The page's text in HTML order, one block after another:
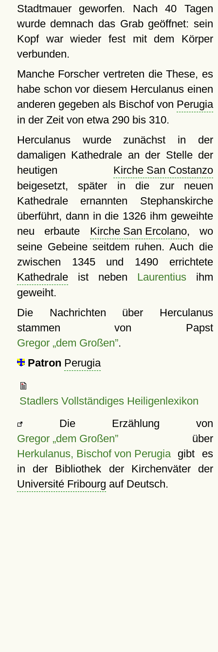
Stadtmauer geworfen. Nach 40 Tagen
wurde demnach das Grab geöffnet: sein
Kopf war wieder fest mit dem Körper
verbunden.
Manche Forscher vertreten die These, es
habe schon vor diesem Herculanus einen
anderen gegeben als Bischof von Perugia
in der Zeit von etwa 290 bis 310.
Herculanus wurde zunächst in der
damaligen Kathedrale an der Stelle der
heutigen Kirche San Costanzo
beigesetzt, später in die zur neuen
Kathedrale ernannten Stephanskirche
überführt, dann in die 1326 ihm geweihte
neu erbaute Kirche San Ercolano, wo
seine Gebeine seitdem ruhen. Auch die
zwischen 1345 und 1490 errichtete
Kathedraleist neben Laurentiusihm
geweiht.
Die Nachrichten über Herculanus
stammen von Papst
Gregor „dem Großen”.
Patron Perugia
Stadlers Vollständiges Heiligenlexikon
Die Erzählung von
Gregor „dem Großen”über
Herkulanus, Bischof von Perugiagibt es
in der Bibliothek der Kirchenväter der
Université Fribourg auf Deutsch.